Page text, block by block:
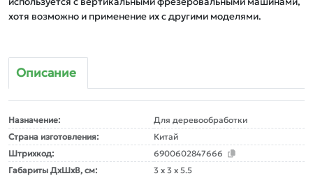
Описание
Назначение:
Для деревообработки
Страна изготовления:
Китай
Штрихкод:
6900602847666
Габариты ДxШxВ, см:
3 x 3 x 5.5